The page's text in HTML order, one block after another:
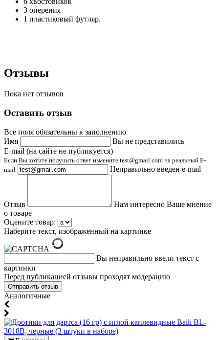
3 оперения
1 пластиковый футляр.
Отзывы
Пока нет отзывов
Оставить отзыв
Все поля обязательны к заполнению
Имя
Вы не представились
E-mail (на сайте не публикуется)
Если Вы хотите получить ответ измените test@gmail.com на реальный E-
mail
Неправильно введен e-mail
Отзыв
Нам интересно Ваше мнение
о товаре
Оцените товар:
Наберите текст, изображённый на картинке
Вы неправильно ввели текст с
картинки
Перед публикацией отзывы проходят модерацию
Аналогичные